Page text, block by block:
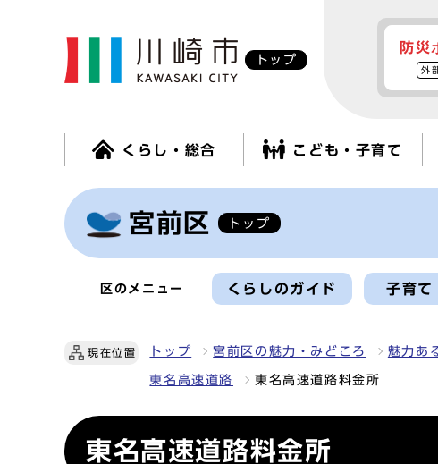
トップ
防災
外
くらし・総合 こども・子育て
宮前区 トップ
区のメニュー くらしのガイド 子育て
現在位置 トップ 宮前区の魅力・みどころ 魅力あ
東名高速道路 東名高速道路料金所
東名高速道路料金所